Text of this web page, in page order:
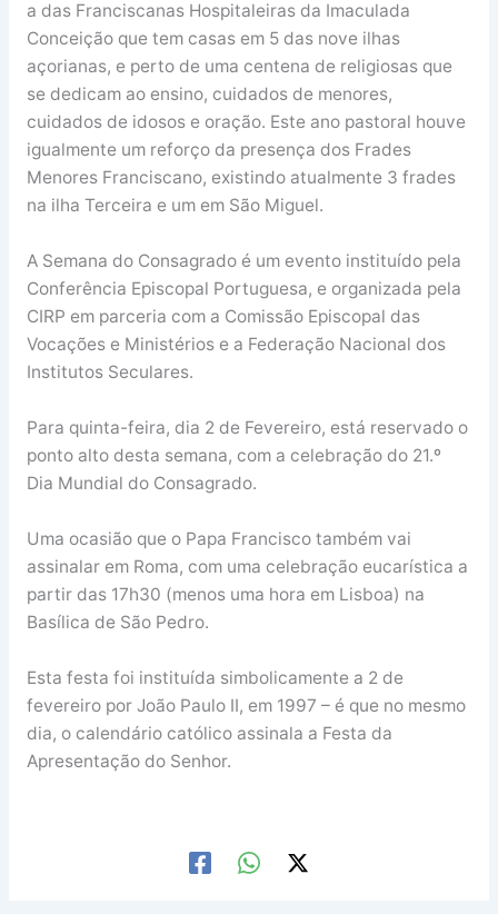
a das Franciscanas Hospitaleiras da Imaculada
Conceição que tem casas em 5 das nove ilhas
açorianas, e perto de uma centena de religiosas que
se dedicam ao ensino, cuidados de menores,
cuidados de idosos e oração. Este ano pastoral houve
igualmente um reforço da presença dos Frades
Menores Franciscano, existindo atualmente 3 frades
na ilha Terceira e um em São Miguel.
A Semana do Consagrado é um evento instituído pela
Conferência Episcopal Portuguesa, e organizada pela
CIRP em parceria com a Comissão Episcopal das
Vocações e Ministérios e a Federação Nacional dos
Institutos Seculares.
Para quinta-feira, dia 2 de Fevereiro, está reservado o
ponto alto desta semana, com a celebração do 21.º
Dia Mundial do Consagrado.
Uma ocasião que o Papa Francisco também vai
assinalar em Roma, com uma celebração eucarística a
partir das 17h30 (menos uma hora em Lisboa) na
Basílica de São Pedro.
Esta festa foi instituída simbolicamente a 2 de
fevereiro por João Paulo II, em 1997 – é que no mesmo
dia, o calendário católico assinala a Festa da
Apresentação do Senhor.